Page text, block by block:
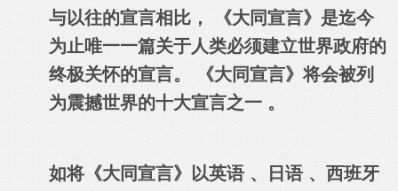
与以往的宣言相比， 《大同宣言》是迄今
为止唯一一篇关于人类必须建立世界政府的
终极关怀的宣言。 《大同宣言》将会被列
为震撼世界的十大宣言之一 。
如将《大同宣言》 以英语 、日语 、西班牙